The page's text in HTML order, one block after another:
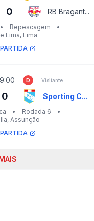
0 RB Bragant...
• Repescagem
•
Lima, Lima
D Visitante
0 Sporting C...
• Rodada 6
•
, Assunção